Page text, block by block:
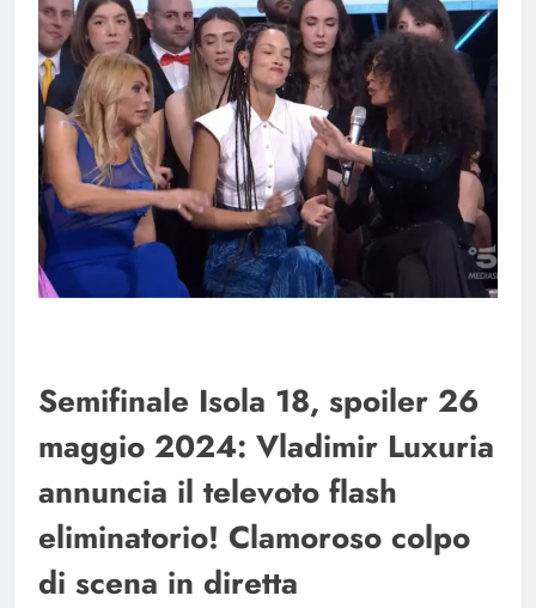
Semifinale Isola 18, spoiler 26
maggio 2024: Vladimir Luxuria
annuncia il televoto flash
eliminatorio! Clamoroso colpo
di scena in diretta